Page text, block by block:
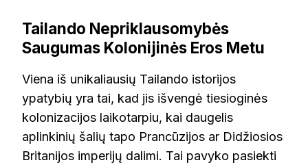
Tailando Nepriklausomybės
Saugumas Kolonijinės Eros Metu
Viena iš unikaliausių Tailando istorijos
ypatybių yra tai, kad jis išvengė tiesioginės
kolonizacijos laikotarpiu, kai daugelis
aplinkinių šalių tapo Prancūzijos ar Didžiosios
Britanijos imperijų dalimi. Tai pavyko pasiekti